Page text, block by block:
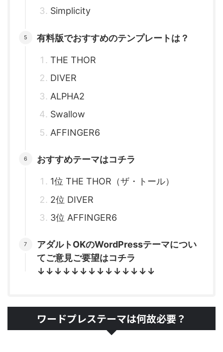
Simplicity
有料版でおすすめのテンプレートは？
THE THOR
DIVER
ALPHA2
Swallow
AFFINGER6
おすすめテーマはコチラ
1位 THE THOR（ザ・トール）
2位 DIVER
3位 AFFINGER6
アダルトOKのWordPressテーマについ
てご意見ご要望はコチラ
↓↓↓↓↓↓↓↓↓↓↓↓↓↓
ワードプレステーマは何故必要？